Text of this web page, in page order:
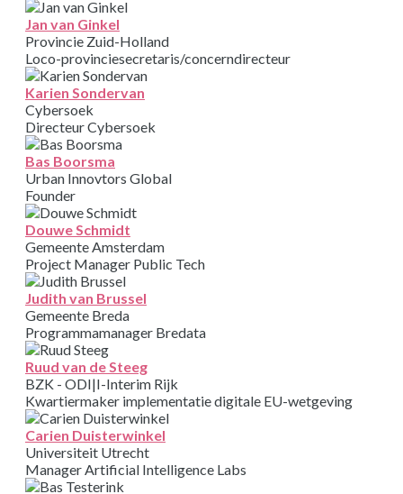
Jan van Ginkel
Provincie Zuid-Holland
Loco-provinciesecretaris/concerndirecteur
Karien Sondervan
Cybersoek
Directeur Cybersoek
Bas Boorsma
Urban Innovtors Global
Founder
Douwe Schmidt
Gemeente Amsterdam
Project Manager Public Tech
Judith van Brussel
Gemeente Breda
Programmamanager Bredata
Ruud van de Steeg
BZK - ODI|I-Interim Rijk
Kwartiermaker implementatie digitale EU-wetgeving
Carien Duisterwinkel
Universiteit Utrecht
Manager Artificial Intelligence Labs